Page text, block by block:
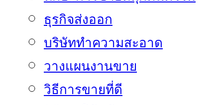
ธุรกิจส่งออก
บริษัททำความสะอาด
วางแผนงานขาย
วิธีการขายที่ดี